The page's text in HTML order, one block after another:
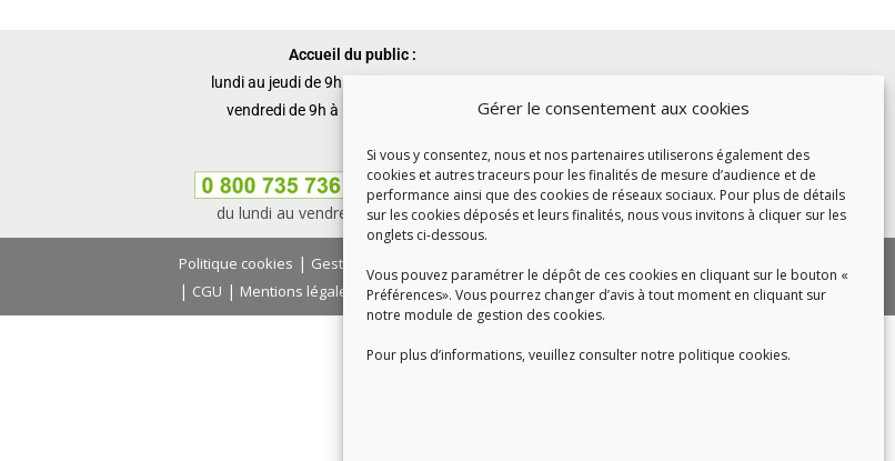
Gérer le consentement aux cookies
Si vous y consentez, nous et nos partenaires utiliserons également des
cookies et autres traceurs pour les finalités de mesure d’audience et de
performance ainsi que des cookies de réseaux sociaux. Pour plus de détails
sur les cookies déposés et leurs finalités, nous vous invitons à cliquer sur les
onglets ci-dessous.
Vous pouvez paramétrer le dépôt de ces cookies en cliquant sur le bouton «
Préférences». Vous pourrez changer d’avis à tout moment en cliquant sur
notre module de gestion des cookies.
Pour plus d’informations, veuillez consulter notre politique cookies.
Accueil du public :
lundi au jeudi de 9h à 12h et de 14h à 17h
vendredi de 9h à 12h et de 14h à 16h
du lundi au vendredi, de 8h30 à 18h30
Politique cookies | Gestion des cookies
| CGU | Mentions légales |Contact|Recrutement|FAQ